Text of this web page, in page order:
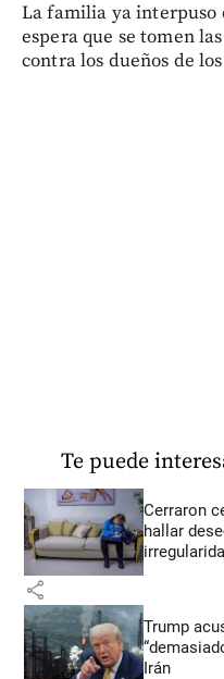
La familia ya interpuso
espera que se tomen
contra los dueños de
Te puede
Cerraron
hallar
share
Trump
Irán